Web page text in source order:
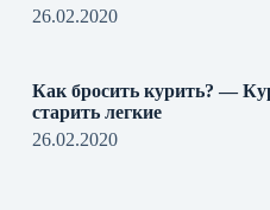
26.02.2020
Как бросить курить? —
старить легкие
26.02.2020